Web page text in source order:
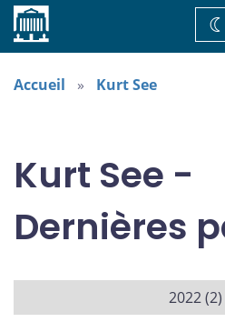
Accueil
Accueil Kurt See
Kurt See -
Dernières
2022 (2)